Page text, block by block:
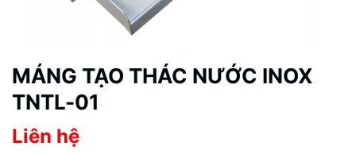
MÁNG TẠO THÁC NƯỚC INOX
TNTL-01
Liên hệ